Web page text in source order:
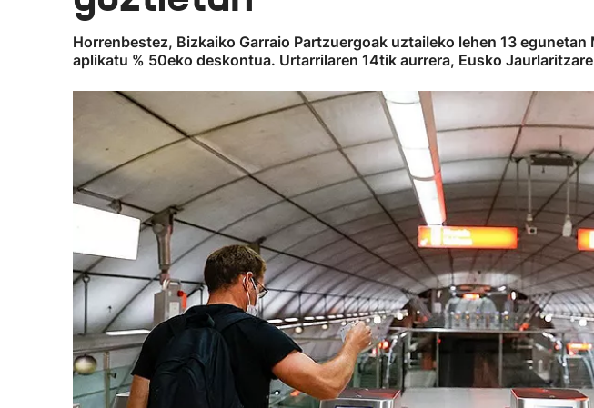
Horrenbestez, Bizkaiko Garraio Partzuergoak uztaileko lehen 13
aplikatu % 50eko deskontua. Urtarrilaren 14tik aurrera, Eusko